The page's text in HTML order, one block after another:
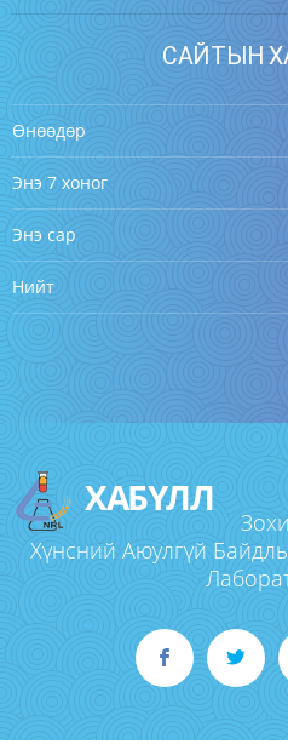
САЙТЫН
Өнөөдөр
Энэ 7 хоног
Энэ сар
Нийт
ХАБҮЛЛ
Хүнсний Аюулгүй